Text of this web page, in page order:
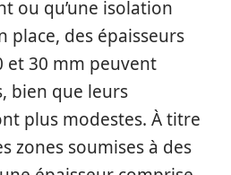
ou qu’une isolation
place, des épaisseurs
et 30 mm peuvent
bien que leurs
plus modestes. À titre
zones soumises à des